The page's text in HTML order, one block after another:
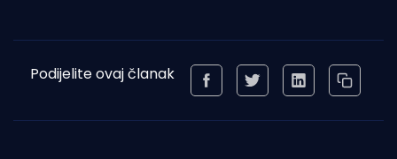
Podijelite ovaj članak